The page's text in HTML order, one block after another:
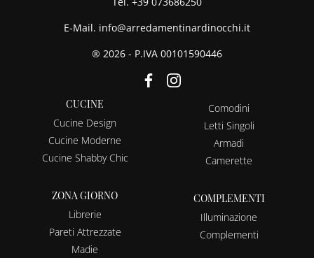
E-Mail. info@arredamentinardinocchi.it
® 2026 - P.IVA 00101590446
CUCINE
Cucine Design
Cucine Moderne
Cucine Shabby Chic
ZONA GIORNO
Librerie
Pareti Attrezzate
Madie
Comodini
Letti Singoli
Armadi
Camerette
COMPLEMENTI
Illuminazione
Complementi